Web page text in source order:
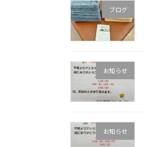
ブログ
お知らせ
お知らせ